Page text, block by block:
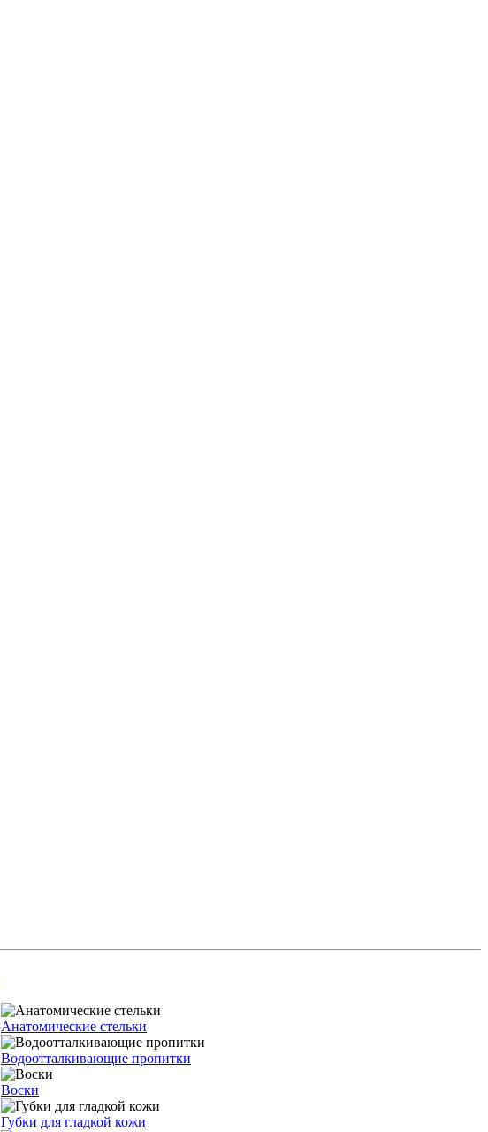
Анатомические стельки
Водоотталкивающие пропитки
Воски
Губки для гладкой кожи